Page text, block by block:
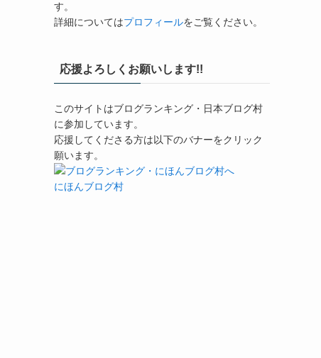
す。
詳細についてはプロフィールをご覧ください。
応援よろしくお願いします!!
このサイトはブログランキング・日本ブログ村
に参加しています。
応援してくださる方は以下のバナーをクリック
願います。
にほんブログ村